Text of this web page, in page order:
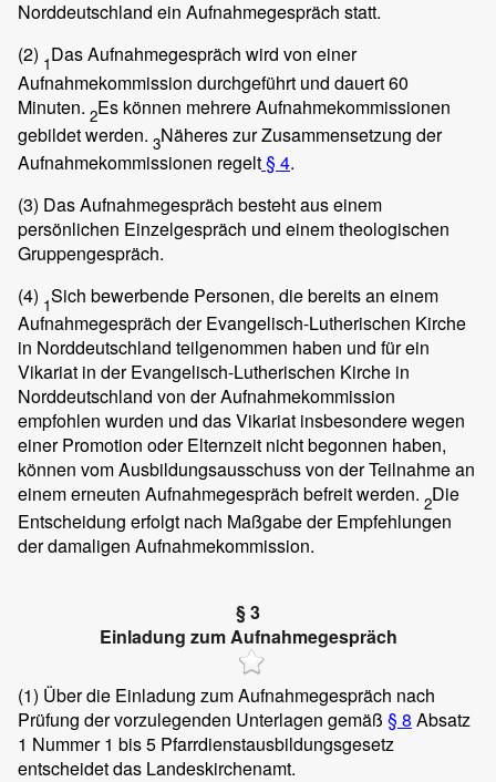
Norddeutschland ein Aufnahmegespräch statt.
(2) 1Das Aufnahmegespräch wird von einer
Aufnahmekommission durchgeführt und dauert 60
Minuten. 2Es können mehrere Aufnahmekommissionen
gebildet werden. 3Näheres zur Zusammensetzung der
Aufnahmekommissionen regelt§ 4.
(3) Das Aufnahmegespräch besteht aus einem
persönlichen Einzelgespräch und einem theologischen
Gruppengespräch.
(4) 1Sich bewerbende Personen, die bereits an einem
Aufnahmegespräch der Evangelisch-Lutherischen Kirche
in Norddeutschland teilgenommen haben und für ein
Vikariat in der Evangelisch-Lutherischen Kirche in
Norddeutschland von der Aufnahmekommission
empfohlen wurden und das Vikariat insbesondere wegen
einer Promotion oder Elternzeit nicht begonnen haben,
können vom Ausbildungsausschuss von der Teilnahme an
einem erneuten Aufnahmegespräch befreit werden. 2Die
Entscheidung erfolgt nach Maßgabe der Empfehlungen
der damaligen Aufnahmekommission.
§ 3
Einladung zum Aufnahmegespräch
(1) Über die Einladung zum Aufnahmegespräch nach
Prüfung der vorzulegenden Unterlagen gemäß § 8 Absatz
1 Nummer 1 bis 5 Pfarrdienstausbildungsgesetz
entscheidet das Landeskirchenamt.